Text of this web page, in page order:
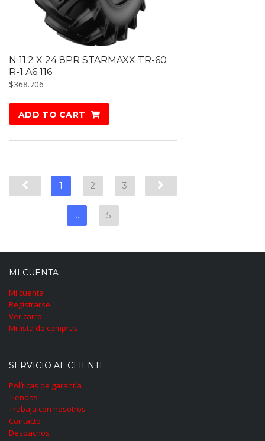
N 11.2 X 24 8PR STARMAXX TR-60
R-1 A6 116
$368.706
ADD TO CART
1 2 3
… 5
MI CUENTA
Mi cuenta
Registrarse
Ver carro
Mi lista de compras
SERVICIO AL CLIENTE
Políticas de garantía
Tiendas
Trabaja con nosotros
Contacto
Despachos